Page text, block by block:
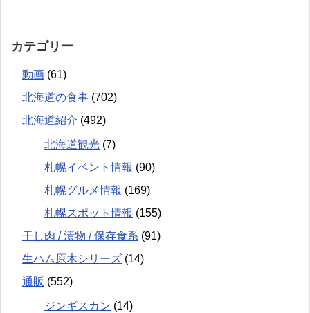
カテゴリー
動画 (61)
北海道の食事 (702)
北海道紹介 (492)
北海道観光 (7)
札幌イベント情報 (90)
札幌グルメ情報 (169)
札幌スポット情報 (155)
干し肉 / 漬物 / 保存食系 (91)
生ハム原木シリーズ (14)
通販 (552)
ジンギスカン (14)